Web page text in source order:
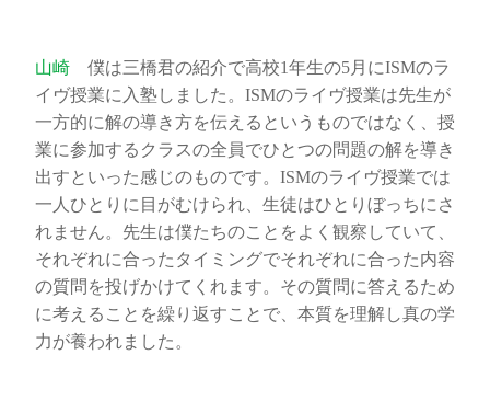
山崎
僕は三橋君の紹介で高校1年生の5月にISMのラ
イヴ授業に入塾しました。ISMのライヴ授業は先生が
一方的に解の導き方を伝えるというものではなく、授
業に参加するクラスの全員でひとつの問題の解を導き
出すといった感じのものです。ISMのライヴ授業では
一人ひとりに目がむけられ、生徒はひとりぼっちにさ
れません。先生は僕たちのことをよく観察していて、
それぞれに合ったタイミングでそれぞれに合った内容
の質問を投げかけてくれます。その質問に答えるため
に考えることを繰り返すことで、本質を理解し真の学
力が養われました。